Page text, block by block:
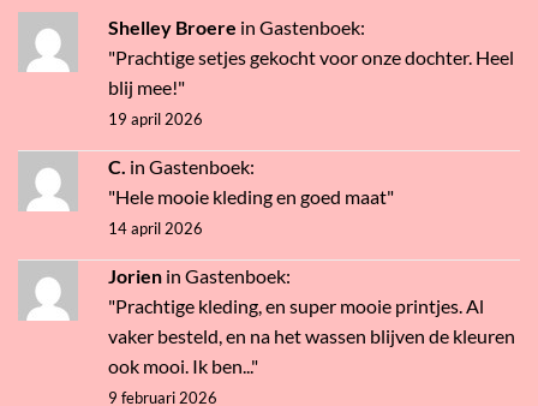
Shelley Broere in Gastenboek:
"Prachtige setjes gekocht voor onze dochter. Heel
blij mee!"
19 april 2026
C. in Gastenboek:
"Hele mooie kleding en goed maat"
14 april 2026
Jorien in Gastenboek:
"Prachtige kleding, en super mooie printjes. Al
vaker besteld, en na het wassen blijven de kleuren
ook mooi. Ik ben..."
9 februari 2026